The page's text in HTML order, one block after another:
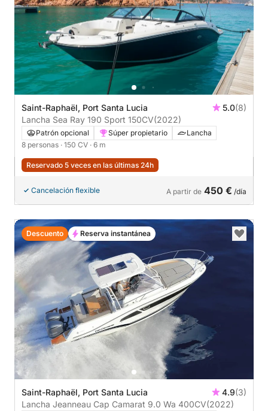
Saint-Raphaël, Port Santa Lucia 5.0(8)
Lancha Sea Ray 190 Sport 150CV(2022)
Patrón opcional Súper propietario
Lancha
8 personas · 150 CV · 6 m
Reservado 5 veces en las últimas 24h
Cancelación flexible A partir de 450 € /día
Saint-Raphaël, Port Santa Lucia 4.9(3)
Lancha Jeanneau Cap Camarat 9.0 Wa 400CV(2022)
Descuento Reserva instantánea